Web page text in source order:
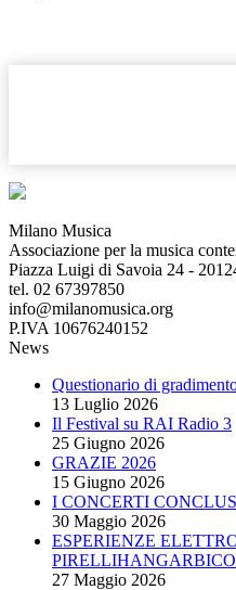
Milano Musica
Associazione per la musica
Piazza Luigi di Savoia 24 -
tel. 02 67397850
info@milanomusica.org
P.IVA 10676240152
News
Questionario di
13 Luglio 2026
Il Festival su RAI Radio 3
25 Giugno 2026
GRAZIE 2026
15 Giugno 2026
I CONCERTI
30 Maggio 2026
ESPERIENZE
27 Maggio 2026